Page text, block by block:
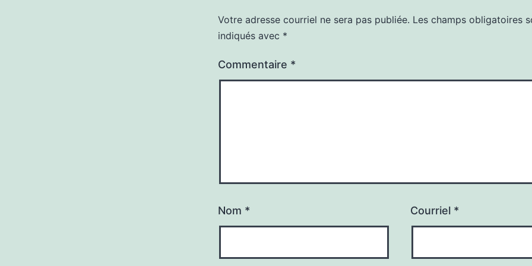
Votre adresse courriel ne sera pas publiée. Les champs obligatoires
indiqués avec *
Commentaire *
Nom * Courriel *